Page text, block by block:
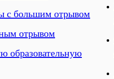
с большим отрывом
отрывом
образовательную